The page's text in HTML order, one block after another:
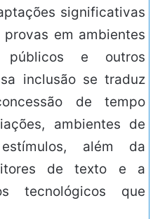
significativas
em ambientes
públicos e outros
inclusão se traduz
de tempo
ambientes de
além da
de texto e a
tecnológicos que